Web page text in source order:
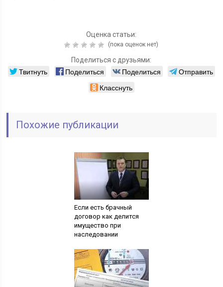
Оценка статьи:
(пока оценок нет)
Поделиться с друзьями:
Твитнуть Поделиться Поделиться
Отправить
Класснуть
Похожие публикации
Если есть брачный
договор как делится
имущество при
наследовании